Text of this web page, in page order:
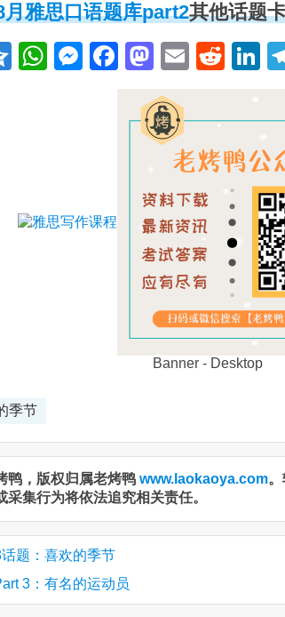
月雅思口语题库part2其他话题
QzoneWhatsApp
Messenger
Facebook
Mastodon
Email
季节
鸭，版权归属老烤鸭 www.laokaoya.com
集行为将依法追究相关责任。
题：喜欢的季节
3：有名的运动员